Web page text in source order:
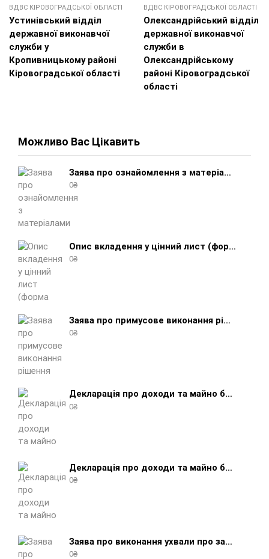
ВДВС КІРОВОГРАДСЬКОЇ ОБЛАСТІ
Устинівський відділ
державної виконавчої
служби у
Кропивницькому районі
Кіровоградської області
ВДВС КІРОВОГРАДСЬКОЇ ОБЛАСТІ
Олександрійський відділ
державної виконавчої
служби в
Олександрійському
районі Кіровоградської
області
Можливо Вас Цікавить
Заява про ознайомлення з матеріалами виконавчого провадження (зразок, шаблон 2025 року)
0₴
Опис вкладення у цінний лист (форма 107) + інструкція відправлення цінного листа з описом вкладення
0₴
Заява про примусове виконання рішення (зразок, шаблон 2025 року)
0₴
Декларація про доходи та майно боржника фізичної особи (бланк) + інструкція
0₴
Декларація про доходи та майно боржника юридичної особи (бланк) + інструкція
0₴
Заява про виконання ухвали про забезпечення позову (зразок, шаблон 2025 року)
0₴